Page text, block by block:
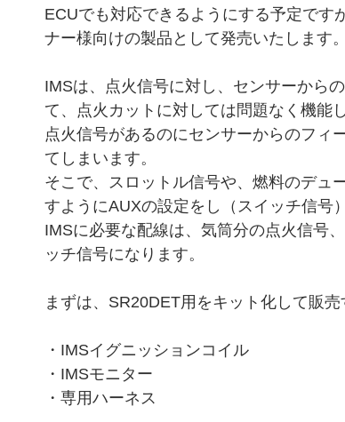
ECUでも対応できるようにする予定です
ナー様向けの製品として発売いたします。
IMSは、点火信号に対し、センサーから
て、点火カットに対しては問題なく機能
点火信号があるのにセンサーからのフィ
てしまいます。
そこで、スロットル信号や、燃料のデュ
すようにAUXの設定をし（スイッチ信号
IMSに必要な配線は、気筒分の点火信号
ッチ信号になります。
まずは、SR20DET用をキット化して販売
・IMSイグニッションコイル
・IMSモニター
・専用ハーネス